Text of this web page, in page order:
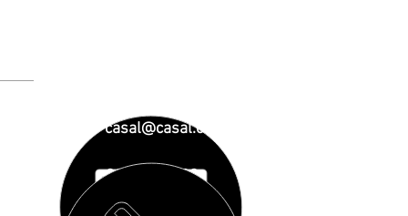
casal@casal.org
93 890 01 23